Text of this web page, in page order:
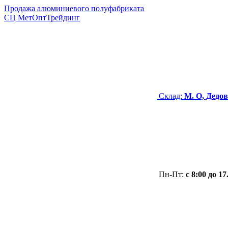
Продажа алюминиевого полуфабриката
СЦ МетОптТрейдинг
Склад: М. О,
Пн-Пт: с 8:00 до